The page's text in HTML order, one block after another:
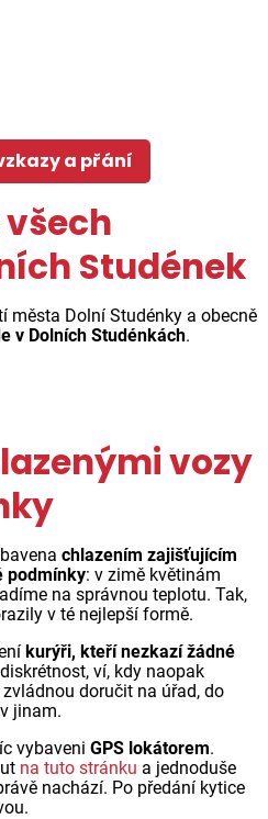
a přání
Studének
města Dolní Studénky a obecně
v Dolních Studénkách.
vozy
chlazením zajišťujícím
podmínky: v zimě květinám
na správnou teplotu. Tak,
v té nejlepší formě.
kurýři, kteří nezkazí žádné
ví, kdy naopak
doručit na úřad, do
jinam.
vybaveni GPS lokátorem.
na tuto stránku a jednoduše
nachází. Po předání kytice